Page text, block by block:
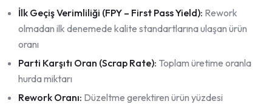
İlk Geçiş Verimliliği (FPY – First Pass Yield): Rework
olmadan ilk denemede kalite standartlarına ulaşan ürün
oranı
Parti Karşıtı Oran (Scrap Rate): Toplam üretime oranla
hurda miktarı
Rework Oranı: Düzeltme gerektiren ürün yüzdesi